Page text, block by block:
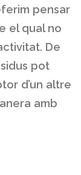
pensar
el qual no
De
pot
d’un altre
amb